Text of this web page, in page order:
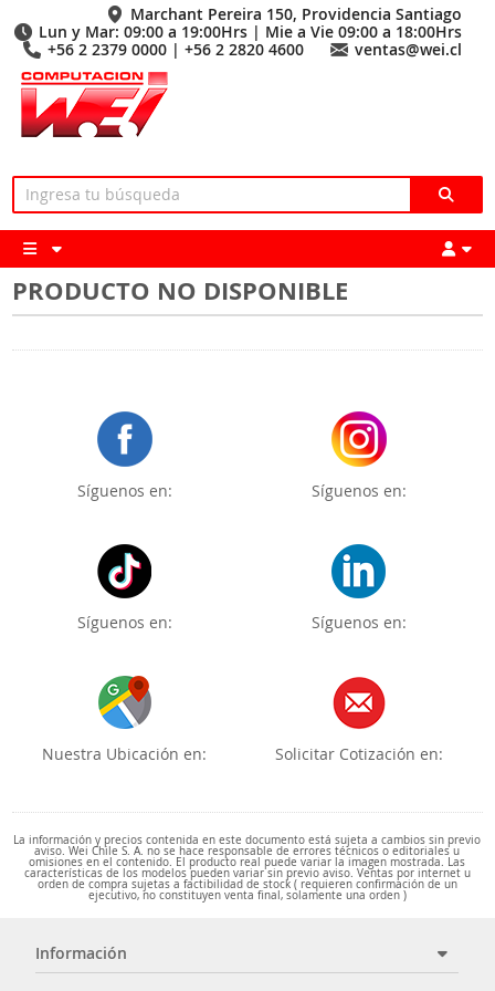
Marchant Pereira 150, Providencia Santiago
Lun y Mar: 09:00 a 19:00Hrs | Mie a Vie 09:00 a 18:00Hrs
+56 2 2379 0000 | +56 2 2820 4600
ventas@wei.cl
PRODUCTO NO DISPONIBLE
Síguenos en: Síguenos en:
Síguenos en: Síguenos en:
Nuestra Ubicación en: Solicitar Cotización en:
La información y precios contenida en este documento está sujeta a cambios sin previo
aviso. Wei Chile S. A. no se hace responsable de errores técnicos o editoriales u
omisiones en el contenido. El producto real puede variar la imagen mostrada. Las
características de los modelos pueden variar sin previo aviso. Ventas por internet u
orden de compra sujetas a factibilidad de stock ( requieren confirmación de un
ejecutivo, no constituyen venta final, solamente una orden )
Información